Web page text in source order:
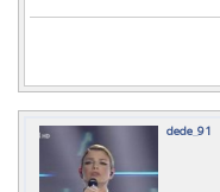
dede_91